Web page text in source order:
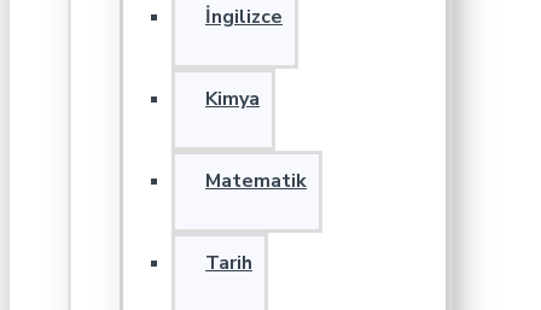
İngilizce
Kimya
Matematik
Tarih